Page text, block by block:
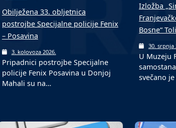
Obilježena 33. obljetnica
postrojbe Specijalne policije Fenix
– Posavina
3. kolovoza 2026.
Pripadnici postrojbe Specijalne
policije Fenix Posavina u Donjoj
Mahali su na…
Izložba
Bosne“
30. srpnja
U Muzeju
svečano